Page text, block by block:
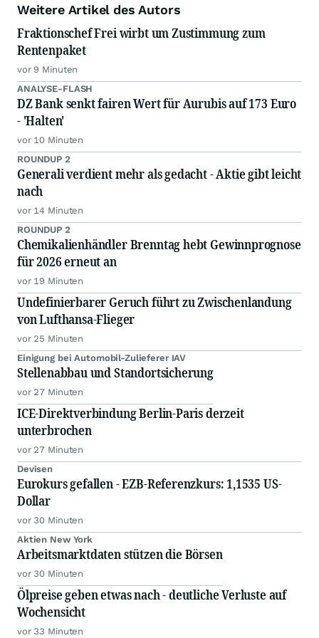
Weitere Artikel des Autors
Fraktionschef Frei wirbt um Zustimmung zum
Rentenpaket
vor 9 Minuten
ANALYSE-FLASH
DZ Bank senkt fairen Wert für Aurubis auf 173 Euro
- 'Halten'
vor 10 Minuten
ROUNDUP 2
Generali verdient mehr als gedacht - Aktie gibt leicht
nach
vor 14 Minuten
ROUNDUP 2
Chemikalienhändler Brenntag hebt Gewinnprognose
für 2026 erneut an
vor 19 Minuten
Undefinierbarer Geruch führt zu Zwischenlandung
von Lufthansa-Flieger
vor 25 Minuten
Einigung bei Automobil-Zulieferer IAV
Stellenabbau und Standortsicherung
vor 27 Minuten
ICE-Direktverbindung Berlin-Paris derzeit
unterbrochen
vor 27 Minuten
Devisen
Eurokurs gefallen - EZB-Referenzkurs: 1,1535 US-
Dollar
vor 30 Minuten
Aktien New York
Arbeitsmarktdaten stützen die Börsen
vor 30 Minuten
Ölpreise geben etwas nach - deutliche Verluste auf
Wochensicht
vor 33 Minuten